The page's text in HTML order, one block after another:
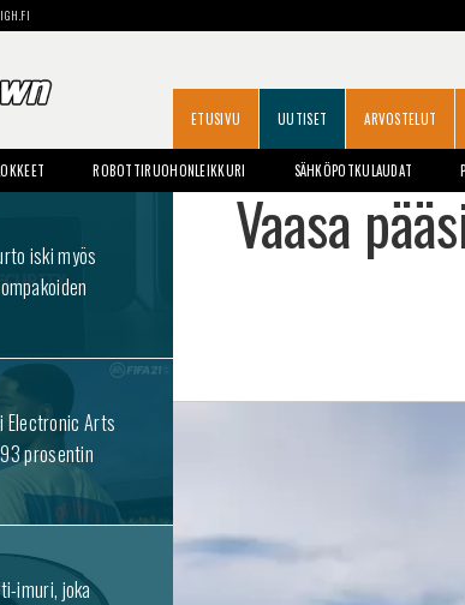
ETUSIVU UUTISET ARVOSTELUT
ROBOTTIRUOHONLEIKKURI SÄHKÖPOTKULAUDAT
iski myös
Electronic Arts
prosentin
imuri, joka
Vaasa